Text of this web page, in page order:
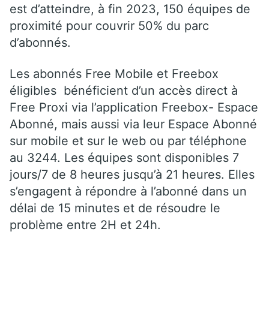
est d’atteindre, à fin 2023, 150 équipes de
proximité pour couvrir 50% du parc
d’abonnés.
Les abonnés Free Mobile et Freebox
éligibles bénéficient d’un accès direct à
Free Proxi via l’application Freebox- Espace
Abonné, mais aussi via leur Espace Abonné
sur mobile et sur le web ou par téléphone
au 3244. Les équipes sont disponibles 7
jours/7 de 8 heures jusqu’à 21 heures. Elles
s’engagent à répondre à l’abonné dans un
délai de 15 minutes et de résoudre le
problème entre 2H et 24h.